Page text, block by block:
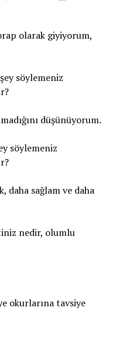
olarak giyiyorum,
söylemeniz
düşünüyorum.
söylemeniz
daha sağlam ve daha
nedir, olumlu
okurlarına tavsiye